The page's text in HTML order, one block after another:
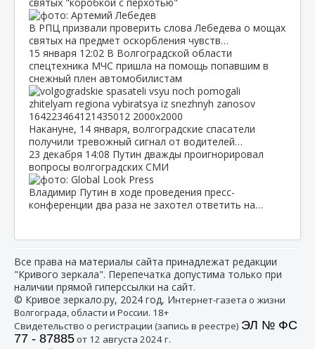
В РПЦ призвали проверить слова Лебедева о мощах
святых на предмет оскорбления чувств…
15 января 12:02 В Волгоградской области
спецтехника МЧС пришла на помощь попавшим в
снежный плен автомобилистам
Накануне, 14 января, волгоградские спасатели
получили тревожный сигнал от водителей…
23 декабря 14:08 Путин дважды проигнорировал
вопросы волгоградских СМИ
Владимир Путин в ходе проведения пресс-
конференции два раза не захотел ответить на…
Все права на материалы сайта принадлежат редакции
"Кривого зеркала". Перепечатка допустима только при
наличии прямой гиперссылки на сайт.
© Кривое зеркало.ру, 2024 год, Интернет-газета о жизни
Волгограда, области и России. 18+
Свидетельство о регистрации (запись в реестре) ЭЛ № ФС
77 - 87885от 12 августа 2024 г.